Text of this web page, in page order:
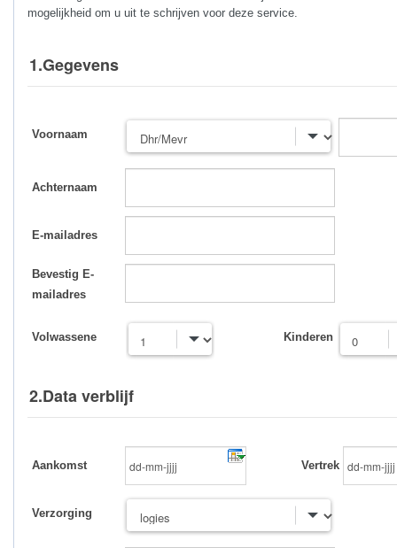
mogelijkheid om u uit te schrijven voor deze service.
1.Gegevens
Voornaam
Achternaam
E-mailadres
Bevestig E-
mailadres
Volwassene Kinderen
2.Data verblijf
Aankomst Vertrek
Verzorging